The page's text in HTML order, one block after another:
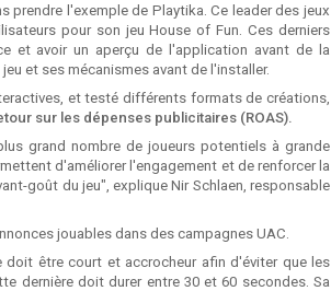
l'exemple de Playtika. Ce leader des jeux
pour son jeu House of Fun. Ces derniers
et avoir un aperçu de l'application avant de la
et ses mécanismes avant de l'installer.
et testé différents formats de créations,
sur les dépenses publicitaires (ROAS).
grand nombre de joueurs potentiels à grande
d'améliorer l'engagement et de renforcer la
goût du jeu", explique Nir Schlaen, responsable
jouables dans des campagnes UAC.
doit être court et accrocheur afin d'éviter que les
dernière doit durer entre 30 et 60 secondes. Sa